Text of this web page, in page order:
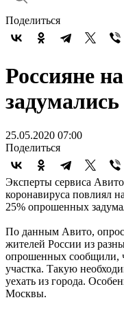
Поделиться
Россияне
25.05.2020 07:00
Поделиться
Эксперты сервиса
коронавируса повлиял
25% опрошенных
По данным Авито,
жителей России из
опрошенных сообщили,
участка. Такую
уехать из города.
Москвы.